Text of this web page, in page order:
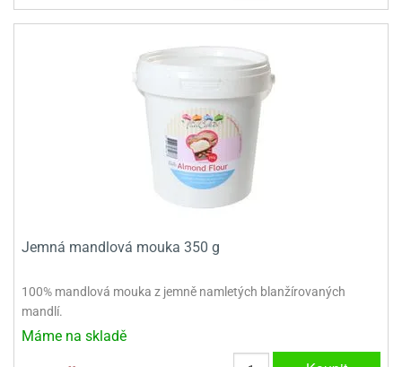
Jemná mandlová mouka 350 g
100% mandlová mouka z jemně namletých blanžírovaných
mandlí.
Máme na skladě